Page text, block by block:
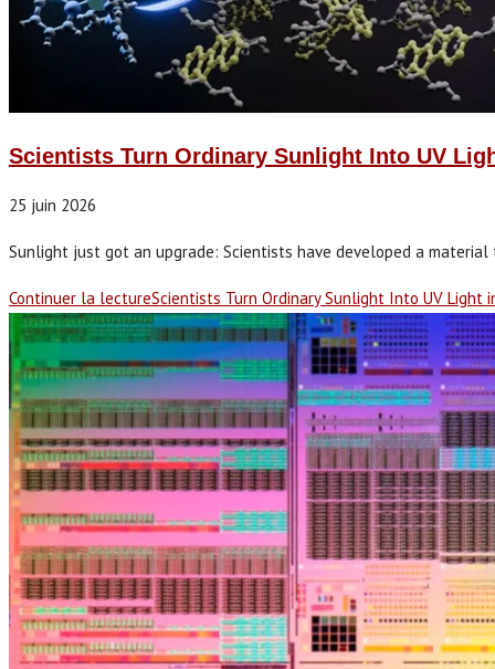
Scientists Turn Ordinary Sunlight Into UV
25 juin 2026
Sunlight just got an upgrade: Scientists have developed a
Continuer la lectureScientists Turn Ordinary Sunlight Into UV Light